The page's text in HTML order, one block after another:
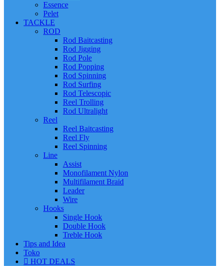
Essence
Pelet
TACKLE
ROD
Rod Baitcasting
Rod Jigging
Rod Pole
Rod Popping
Rod Spinning
Rod Surfing
Rod Telescopic
Reel Trolling
Rod Ultralight
Reel
Reel Baitcasting
Reel Fly
Reel Spinning
Line
Assist
Monofilament Nylon
Multifilament Braid
Leader
Wire
Hooks
Single Hook
Double Hook
Treble Hook
Tips and Idea
Toko
HOT DEALS